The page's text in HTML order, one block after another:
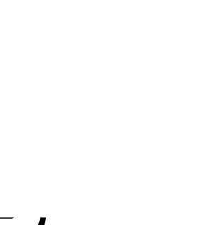
hoe het toekomstige
je zélf virtuele informatie kunt
fysieke omgeving. Bijvoorbeeld
versieringen of bewegwijzering.